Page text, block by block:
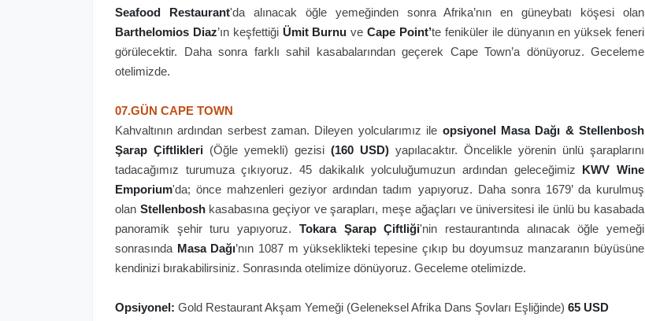
Seafood Restaurant'da alınacak öğle yemeğinden sonra Afrika’nın en güneybatı köşesi olan
Barthelomios Diaz’ın keşfettiği Ümit Burnu veCape Point’te feniküler ile dünyanın en yüksek feneri
görülecektir. Daha sonra farklı sahil kasabalarından geçerek Cape Town’a dönüyoruz. Geceleme
otelimizde.
07.GÜN CAPE TOWN
Kahvaltının ardından serbest zaman. Dileyen yolcularımız ile opsiyonel
Masa Dağı & Stellenbosh
Şarap Çiftlikleri (Öğle yemekli) gezisi (160 USD) yapılacaktır. Öncelikle yörenin ünlü şaraplarını
tadacağımız turumuza çıkıyoruz. 45 dakikalık yolculuğumuzun ardından geleceğimiz
KWV Wine
Emporium'da; önce mahzenleri geziyor ardından tadım yapıyoruz. Daha sonra 1679’ da kurulmuş
olan Stellenboshkasabasına geçiyor ve şarapları, meşe ağaçları ve üniversitesi ile ünlü bu kasabada
panoramik şehir turu yapıyoruz. Tokara Şarap Çiftliği'nin restaurantında alınacak öğle yemeği
sonrasında Masa Dağı’nın 1087 m yükseklikteki tepesine çıkıp bu doyumsuz manzaranın büyüsüne
kendinizi bırakabilirsiniz. Sonrasında otelimize dönüyoruz. Geceleme otelimizde.
Opsiyonel: Gold Restaurant Akşam Yemeği (Geleneksel Afrika Dans Şovları Eşliğinde) 65 USD